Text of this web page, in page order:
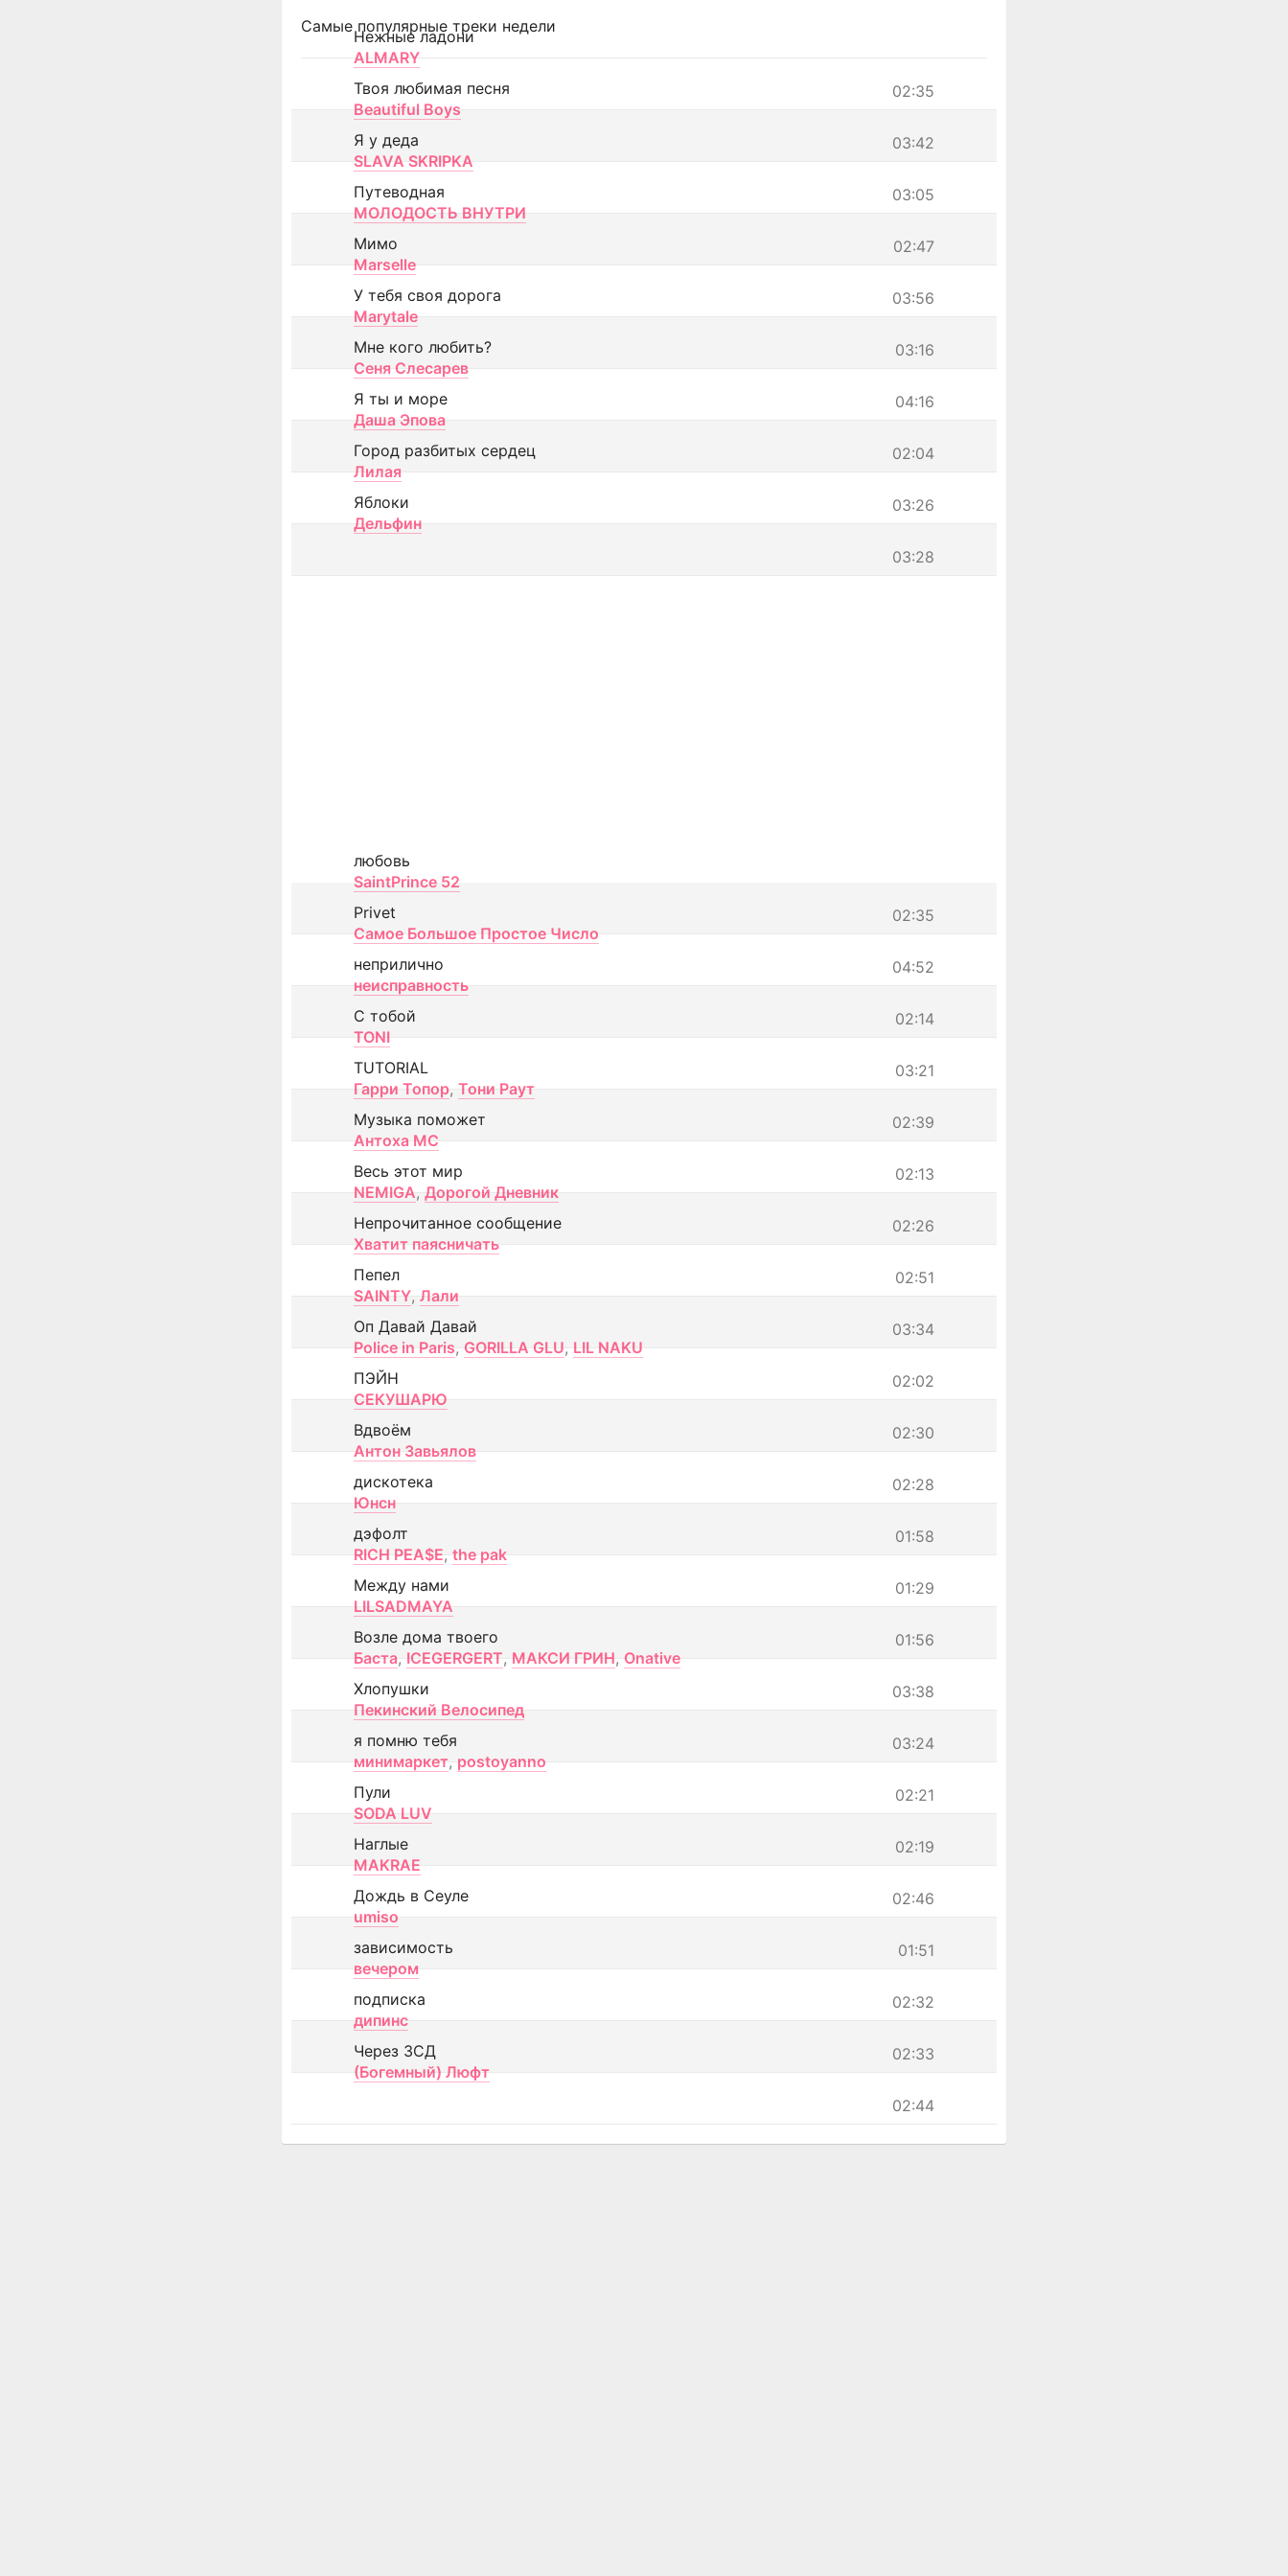
Самые популярные треки недели
Нежные ладони
ALMARY
02:35
Твоя любимая песня
Beautiful Boys
03:42
Я у деда
SLAVA SKRIPKA
03:05
Путеводная
МОЛОДОСТЬ ВНУТРИ
02:47
Мимо
Marselle
03:56
У тебя своя дорога
Marytale
03:16
Мне кого любить?
Сеня Слесарев
04:16
Я ты и море
Даша Эпова
02:04
Город разбитых сердец
Лилая
03:26
Яблоки
Дельфин
03:28
любовь
SaintPrince 52
02:35
Privet
Самое Большое Простое Число
04:52
неприлично
неисправность
02:14
С тобой
TONI
03:21
TUTORIAL
Гарри Топор, Тони Раут
02:39
Музыка поможет
Антоха МС
02:13
Весь этот мир
NEMIGA, Дорогой Дневник
02:26
Непрочитанное сообщение
Хватит паясничать
02:51
Пепел
SAINTY, Лали
03:34
Оп Давай Давай
Police in Paris, GORILLA GLU, LIL NAKU
02:02
ПЭЙН
СЕКУШАРЮ
02:30
Вдвоём
Антон Завьялов
02:28
дискотека
Юнсн
01:58
дэфолт
RICH PEA$E, the pak
01:29
Между нами
LILSADMAYA
01:56
Возле дома твоего
Баста, ICEGERGERT, МАКСИ ГРИН, Onative
03:38
Хлопушки
Пекинский Велосипед
03:24
я помню тебя
минимаркет, postoyanno
02:21
Пули
SODA LUV
02:19
Наглые
MAKRAE
02:46
Дождь в Сеуле
umiso
01:51
зависимость
вечером
02:32
подписка
дипинс
02:33
Через ЗСД
(Богемный) Люфт
02:44